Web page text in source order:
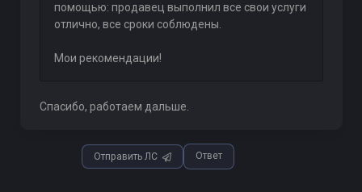
помощью: продавец выполнил все свои услуги
отлично, все сроки соблюдены.
Мои рекомендации!
Спасибо, работаем дальше.
Отправить ЛС Ответ